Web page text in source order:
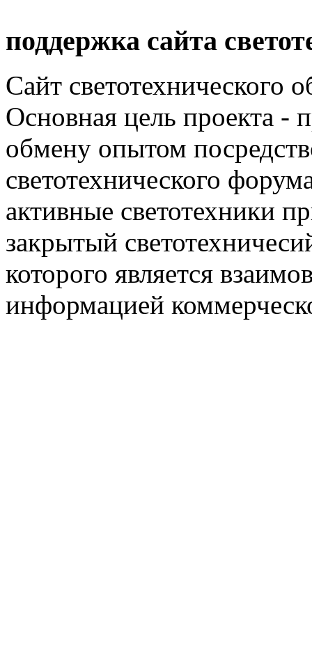
поддержка сайта
Сайт светотехнического
Основная цель проекта -
обмену опытом
светотехнического
активные светотехники
закрытый
которого является
информацией